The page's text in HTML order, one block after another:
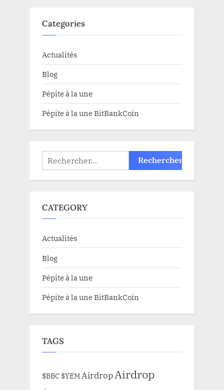
Categories
Actualités
Blog
Pépite à la une
Pépite à la une BitBankCoin
Rechercher :
CATEGORY
Actualités
Blog
Pépite à la une
Pépite à la une BitBankCoin
TAGS
$BBC $YEMAirdropAirdrop